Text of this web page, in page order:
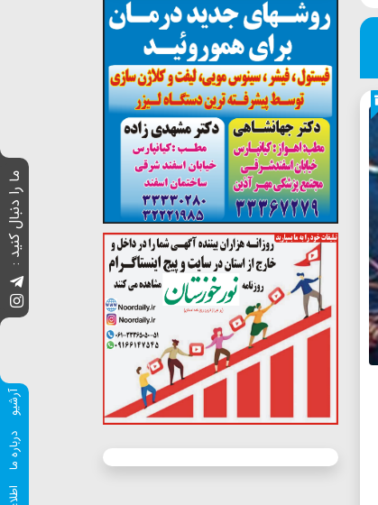
ما را دنبال کنید :
آرشیو
درباره ما